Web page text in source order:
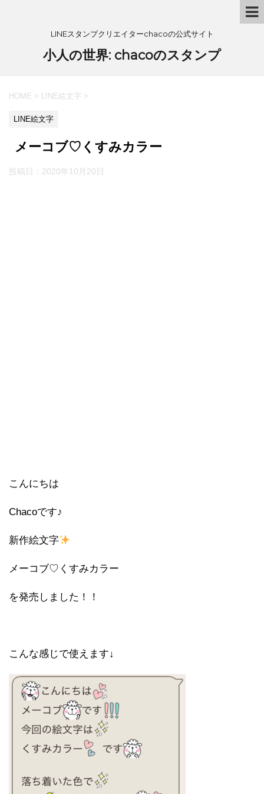
LINEスタンプクリエイターchacoの公式サイト
小人の世界: chacoのスタンプ
HOME > LINE絵文字 >
LINE絵文字
メーコブ♡くすみカラー
投稿日： 2020年10月20日
こんにちは
Chacoです♪
新作絵文字
メーコブ♡くすみカラー
を発売しました！！
こんな感じで使えます↓